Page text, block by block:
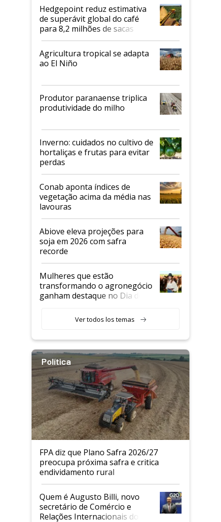
Hedgepoint reduz estimativa
de superávit global do café
para 8,2 milhões de sacas
Agricultura tropical se adapta
ao El Niño
Produtor paranaense triplica
produtividade do milho
Inverno: cuidados no cultivo de
hortaliças e frutas para evitar
perdas
Conab aponta índices de
vegetação acima da média nas
lavouras
Abiove eleva projeções para
soja em 2026 com safra
recorde
Mulheres que estão
transformando o agronegócio
ganham destaque no Dia do
Ver todos los temas
Política
FPA diz que Plano Safra 2026/27
preocupa próxima safra e critica
endividamento rural
Quem é Augusto Billi, novo
secretário de Comércio e
Relações Internacionais do